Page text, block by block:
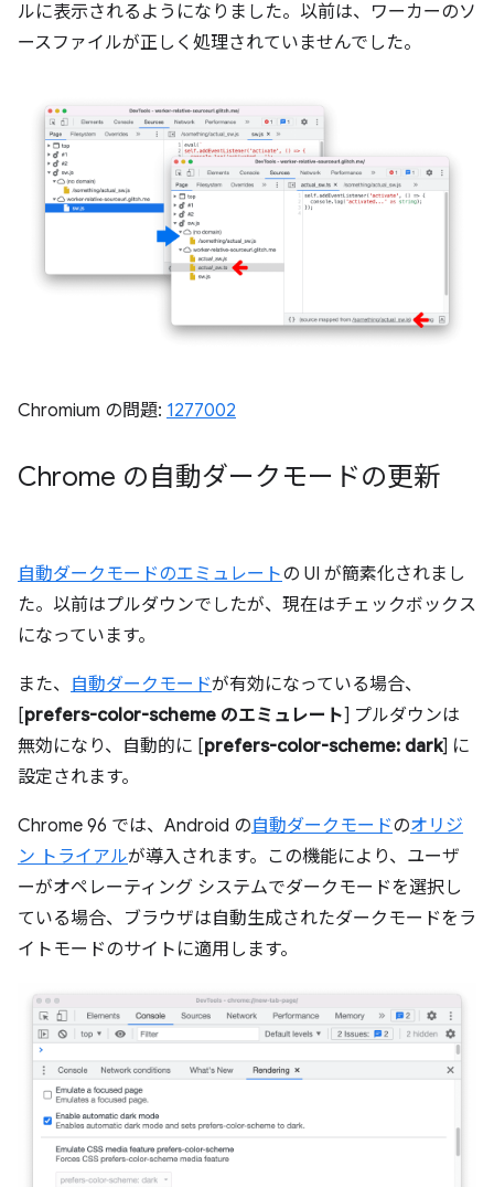
ルに表示されるようになりました。以前は、ワーカーのソ
ースファイルが正しく処理されていませんでした。
Chromium の問題: 1277002
Chrome の自動ダークモードの更新
自動ダークモードのエミュレートの UI が簡素化されまし
た。以前はプルダウンでしたが、現在はチェックボックス
になっています。
また、 自動ダークモードが有効になっている場合、
[prefers-color-scheme のエミュレート] プルダウンは
無効になり、自動的に [prefers-color-scheme: dark] に
設定されます。
Chrome 96 では、Android の自動ダークモードのオリジ
ン トライアルが導入されます。この機能により、ユーザ
ーがオペレーティング システムでダークモードを選択し
ている場合、ブラウザは自動生成されたダークモードをラ
イトモードのサイトに適用します。